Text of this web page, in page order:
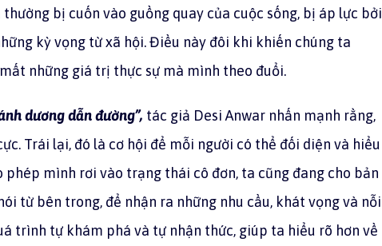
bị cuốn vào guồng quay của cuộc sống, bị áp lực bởi
kỳ vọng từ xã hội. Điều này đôi khi khiến chúng ta
những giá trị thực sự mà mình theo đuổi.
dương dẫn đường”, tác giả Desi Anwar nhấn mạnh rằng,
Trái lại, đó là cơ hội để mỗi người có thể đối diện và hiểu
phép mình rơi vào trạng thái cô đơn, ta cũng đang cho bản
từ bên trong, để nhận ra những nhu cầu, khát vọng và nỗi
trình tự khám phá và tự nhận thức, giúp ta hiểu rõ hơn về